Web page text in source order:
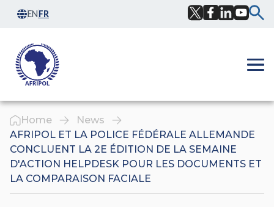
Skip to content
ENFR
Home
News
AFRIPOL ET LA POLICE FÉDÉRALE ALLEMANDE
CONCLUENT LA 2E ÉDITION DE LA SEMAINE
D'ACTION HELPDESK POUR LES DOCUMENTS ET
LA COMPARAISON FACIALE